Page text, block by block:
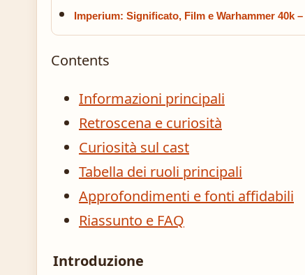
Imperium: Significato, Film e Warhammer 40k
Contents
Informazioni principali
Retroscena e curiosità
Curiosità sul cast
Tabella dei ruoli principali
Approfondimenti e fonti affidabili
Riassunto e FAQ
Introduzione